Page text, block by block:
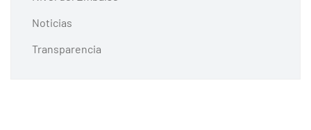
Noticias
Transparencia